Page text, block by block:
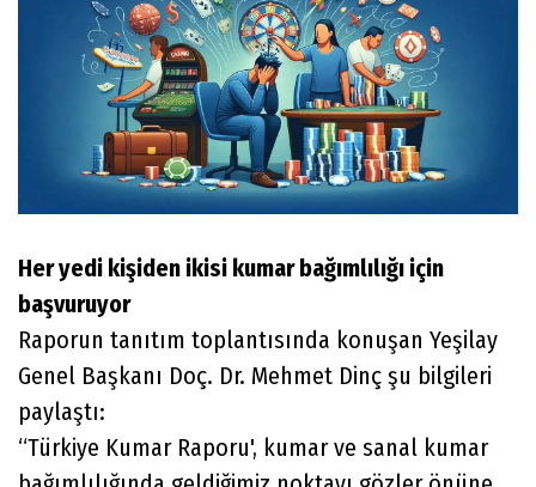
Her yedi kişiden ikisi kumar bağımlılığı için
başvuruyor
Raporun tanıtım toplantısında konuşan Yeşilay
Genel Başkanı Doç. Dr. Mehmet Dinç şu bilgileri
paylaştı:
“Türkiye Kumar Raporu', kumar ve sanal kumar